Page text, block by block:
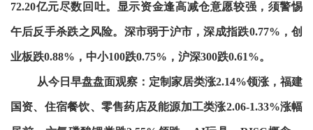
72.20亿元尽数回吐。显示资金逢高减仓意愿较强，须警惕
午后反手杀跌之风险。深市弱于沪市，深成指跌0.77%，创
业板跌0.88%，中小100跌0.75%，沪深300跌0.61%。
从今日早盘盘面观察：定制家居类涨2.14%领涨，福建
国资、住宿餐饮、零售药店及能源加工类涨2.06-1.33%涨幅